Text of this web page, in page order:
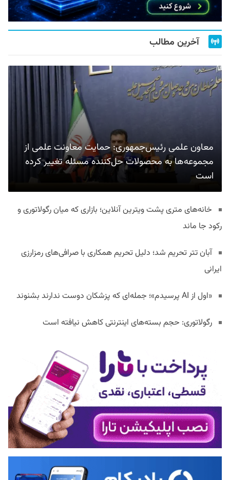
آخرین مطالب
معاون علمی رئیس‌جمهوری: حمایت معاونت علمی از
مجموعه‌ها به محصولات حل‌کننده مسئله تغییر کرده
است
خانه‌های متری پشت ویترین آنلاین؛ بازاری که میان رگولاتوری و
رکود جا ماند
آبان تتر تحریم شد؛ دلیل تحریم همکاری با صرافی‌های رمزارزی
ایرانی
«اول از AI پرسیدم»؛ جمله‌ای که پزشکان دوست ندارند بشنوند
رگولاتوری: حجم بسته‌های اینترنتی کاهش نیافته است